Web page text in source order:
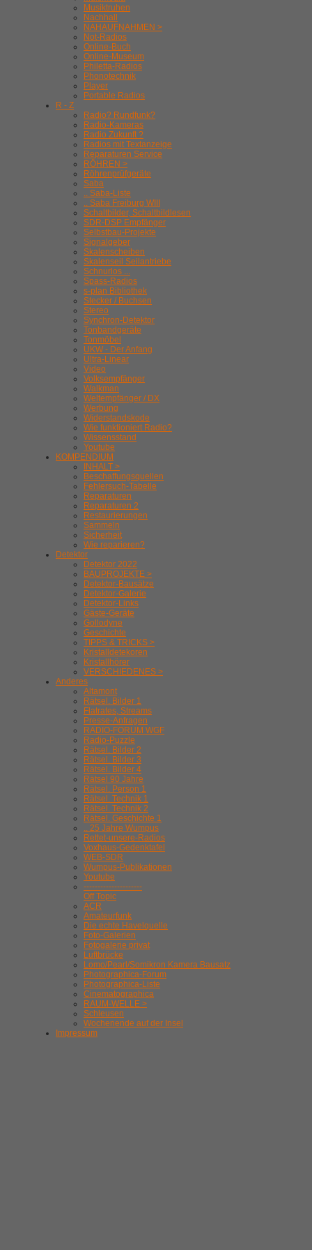
Musiktruhen
Nachhall
NAHAUFNAHMEN >
Not-Radios
Online-Buch
Online-Museum
Philetta-Radios
Phonotechnik
Player
Portable Radios
R - Z
Radio? Rundfunk?
Radio-Kameras
Radio Zukunft ?
Radios mit Textanzeige
Reparaturen Service
RÖHREN >
Röhrenprüfgeräte
Saba
.. Saba-Liste
.. Saba Freiburg WIII
Schaltbilder, Schaltbildlesen
SDR-DSP Empfänger
Selbstbau-Projekte
Signalgeber
Skalenscheiben
Skalenseil Seilantriebe
Schnurlos ...
Spass-Radios
s-plan Bibliothek
Stecker / Buchsen
Stereo
Synchron-Detektor
Tonbandgeräte
Tonmöbel
UKW - Der Anfang
Ultra-Linear
Video
Volksempfänger
Walkman
Weltempfänger / DX
Werbung
Widerstandskode
Wie funktioniert Radio?
Wissensstand
Youtube
KOMPENDIUM
INHALT >
Beschaffungsquellen
Fehlersuch-Tabelle
Reparaturen
Reparaturen 2
Restaurierungen
Sammeln
Sicherheit
Wie reparieren?
Detektor
Detektor 2022
BAUPROJEKTE >
Detektor-Bausätze
Detektor-Galerie
Detektor-Links
Gäste-Geräte
Gollodyne
Geschichte
TIPPS & TRICKS >
Kristalldetekoren
Kristallhörer
VERSCHIEDENES >
Anderes
Altamont
Rätsel. Bilder 1
Flatrates, Streams
Presse-Anfragen
RADIO-FORUM WGF
Radio-Puzzle
Rätsel. Bilder 2
Rätsel. Bilder 3
Rätsel. Bilder 4
Rätsel 90 Jahre
Rätsel. Person 1
Rätsel. Technik 1
Rätsel. Technik 2
Rätsel. Geschichte 1
.. 25 Jahre Wumpus
Rettet-unsere-Radios
Voxhaus-Gedenktafel
WEB-SDR
Wumpus-Publikationen
Youtube
---------------------
Off Topic
ACR
Amateurfunk
Die echte Havelquelle
Foto-Galerien
Fotogalerie privat
Luftbrücke
Lomo/Pearl/Somikron Kamera Bausatz
Photographica-Forum
Photographica-Liste
Cinematographica
RAUM-WELLE >
Schleusen
Wochenende auf der Insel
Impressum